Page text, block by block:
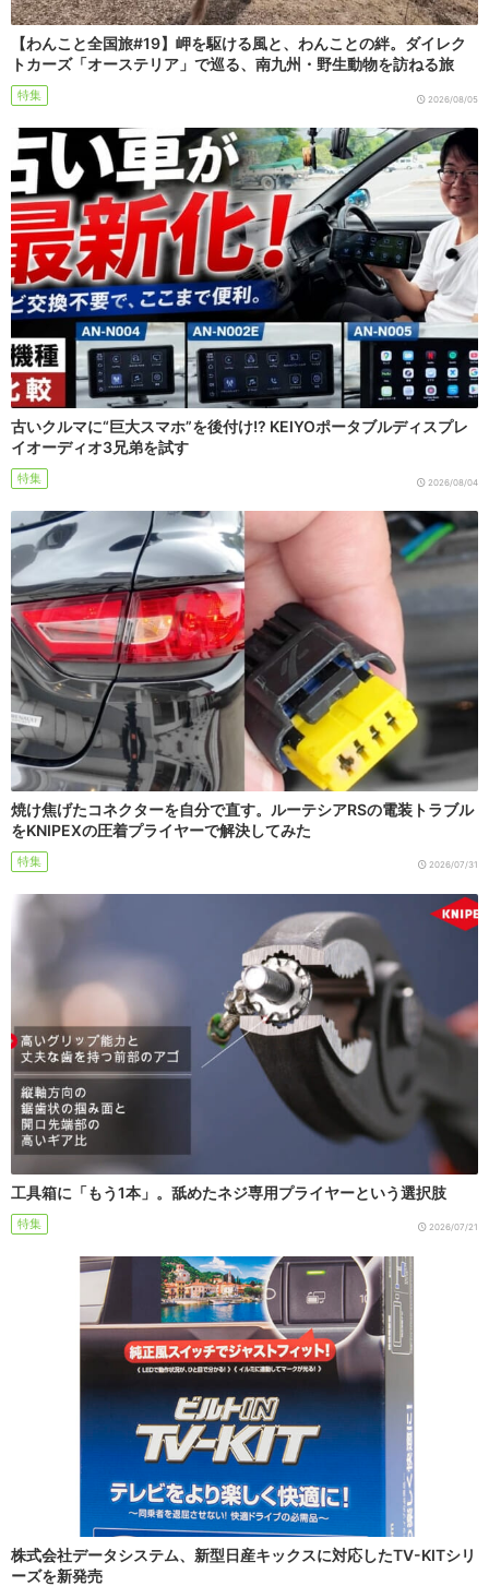
【わんこと全国旅#19】岬を駆ける風と、わんことの絆。ダイレク
トカーズ「オーステリア」で巡る、南九州・野生動物を訪ねる旅
特集 2026/08/05
古いクルマに“巨大スマホ”を後付け!? KEIYOポータブルディスプレ
イオーディオ3兄弟を試す
特集 2026/08/04
焼け焦げたコネクターを自分で直す。ルーテシアRSの電装トラブル
をKNIPEXの圧着プライヤーで解決してみた
特集 2026/07/31
工具箱に「もう1本」。舐めたネジ専用プライヤーという選択肢
特集 2026/07/21
株式会社データシステム、新型日産キックスに対応したTV-KITシリ
ーズを新発売